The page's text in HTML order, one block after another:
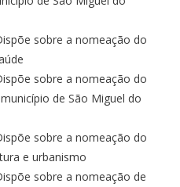
sobre a nomeação do
sobre a nomeação do
de São Miguel do
sobre a nomeação do
e urbanismo
sobre a nomeação de